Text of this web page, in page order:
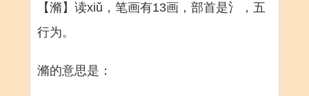
【滫】读xiǔ，笔画有13画，部首是氵，五
行为。
滫的意思是：